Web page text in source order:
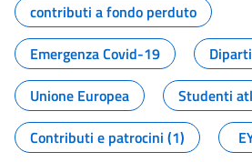
contributi a fondo perduto
Emergenza Covid-19
Unione Europea
Studenti
Contributi e patrocini (1)